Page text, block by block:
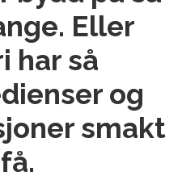
Eller
har så
og
smakt